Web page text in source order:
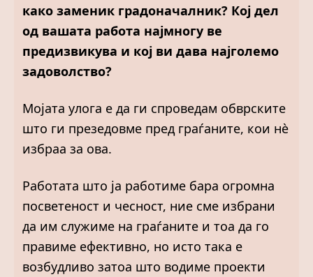
како заменик градоначалник? Кој дел
од вашата работа најмногу ве
предизвикува и кој ви дава најголемо
задоволство?
Мојата улога е да ги спроведам обврските
што ги презедовме пред граѓаните, кои нè
избраа за ова.
Работата што ја работиме бара огромна
посветеност и чесност, ние сме избрани
да им служиме на граѓаните и тоа да го
правиме ефективно, но исто така е
возбудливо затоа што водиме проекти